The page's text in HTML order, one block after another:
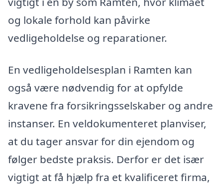
og lokale forhold kan påvirke
vedligeholdelse og reparationer.
En vedligeholdelsesplan i Ramten kan
også være nødvendig for at opfylde
kravene fra forsikringsselskaber og andre
instanser. En veldokumenteret planviser,
at du tager ansvar for din ejendom og
følger bedste praksis. Derfor er det især
vigtigt at få hjælp fra et kvalificeret firma,